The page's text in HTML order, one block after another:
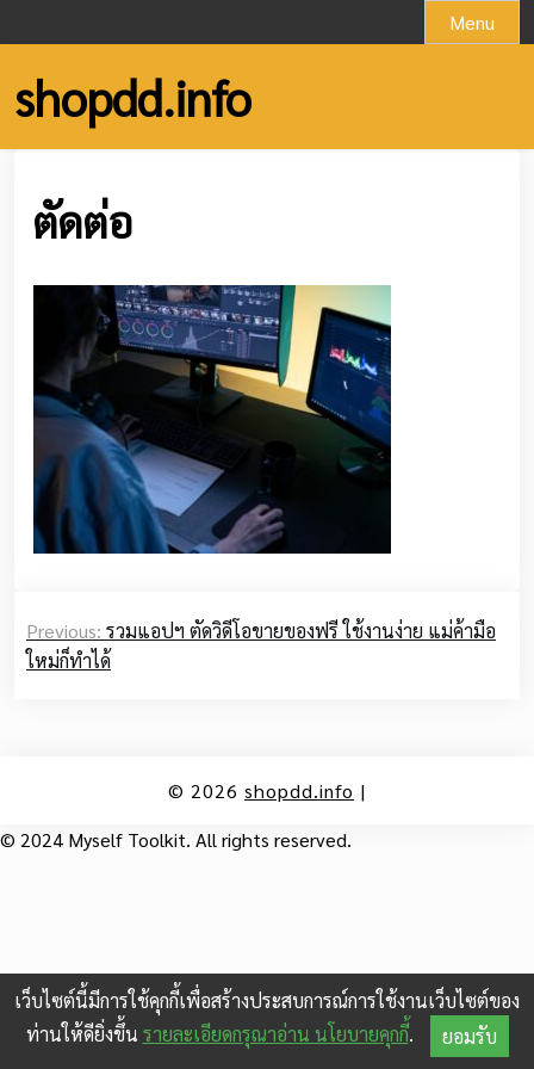
to
content
Menu
shopdd.info
ตัดต่อ
navigation
Previous: รวมแอปฯ ตัดวิดีโอขายของฟรี ใช้งานง่าย แม่ค้ามือ
ใหม่ก็ทำได้
© 2026 shopdd.info |
© 2024 Myself Toolkit. All rights reserved.
เว็บไซต์นี้มีการใช้คุกกี้เพื่อสร้างประสบการณ์การใช้งานเว็บไซต์ของ
ท่านให้ดียิ่งขึ้น รายละเอียดกรุณาอ่าน นโยบายคุกกี้. ยอมรับ